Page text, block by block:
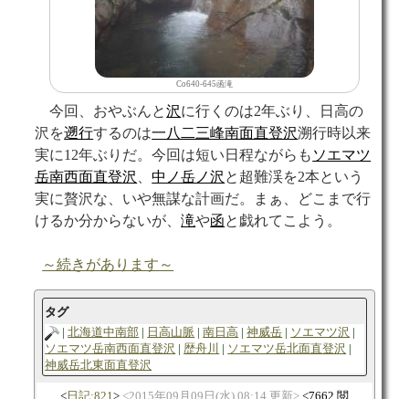
Co640-645函滝
今回、おやぶんと沢に行くのは2年ぶり、日高の
沢を遡行するのは一八二三峰南面直登沢溯行時以来
実に12年ぶりだ。今回は短い日程ながらも ソエマツ
岳南西面直登沢
、中ノ岳ノ沢 と超難渓を2本という
実に贅沢な、いや無謀な計画だ。まぁ、どこまで行
けるか分からないが、滝や函と戯れてこよう。
～続きがあります～
タグ
北海道中南部
日高山脈 南日高 神威岳
ソエマツ沢
ソエマツ岳南西面直登沢
歴舟川
ソエマツ岳北面直登沢
神威岳北東面直登沢
日記:821 2015年09月09日(水) 08:14 更新
7662 閲